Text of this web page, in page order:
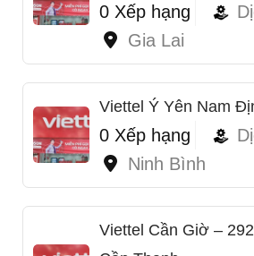
0 Xếp hạng
Gia Lai
Viettel Ý Yên Nam
0 Xếp hạng
Ninh Bình
Viettel Cần Giờ –